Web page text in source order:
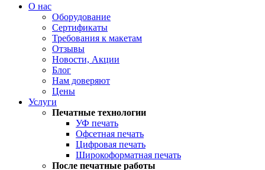
О нас
Оборудование
Сертификаты
Требования к макетам
Отзывы
Новости, Акции
Блог
Нам доверяют
Цены
Услуги
Печатные технологии
УФ печать
Офсетная печать
Цифровая печать
Широкоформатная печать
После печатные работы